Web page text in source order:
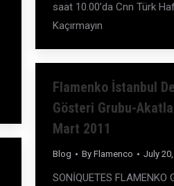
saat 10.00’da Cnn Türk
Kaçırmayın
Flamenko İstanbul
Gösteri Grubu-
Mart 2011
Blog By Flamenco July
SONİQUETES FLAMENKO